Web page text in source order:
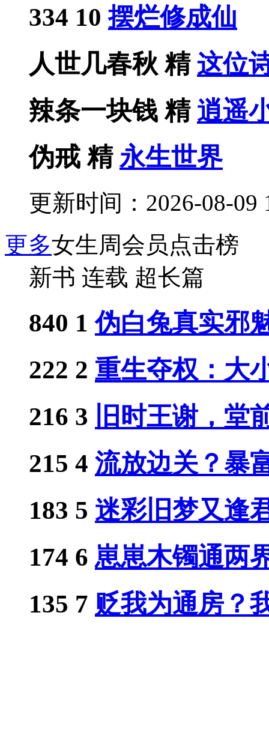
334 10 摆烂修成仙
人世几春秋精 这位
辣条一块钱精 逍遥
伪戒精 永生世界
更新时间：2026-08-09
更多女生周会员点击榜
新书 连载 超长篇
840 1 伪白兔真实邪
222 2 重生夺权：大
216 3
旧时王谢，堂
215 4 流放边关？暴
183 5 迷彩旧梦又逢
174 6 崽崽木镯通两
135 7 贬我为通房？